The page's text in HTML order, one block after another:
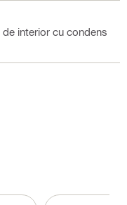
de interior cu condens